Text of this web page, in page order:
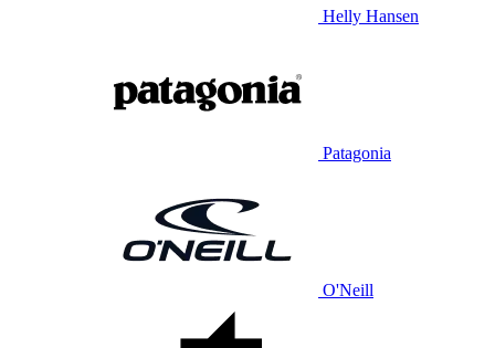
Helly Hansen
Patagonia
O'Neill